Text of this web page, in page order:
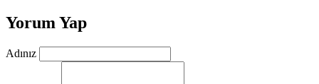
Yorum Yap
Adınız